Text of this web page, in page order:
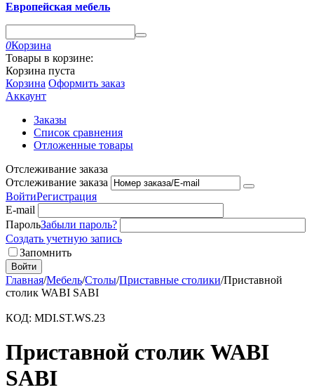
Европейская мебель
0Корзина
Товары в корзине:
Корзина пуста
Корзина Оформить заказ
Аккаунт
Заказы
Список сравнения
Отложенные товары
Отслеживание заказа
Отслеживание заказа
ВойтиРегистрация
E-mail
ПарольЗабыли пароль?
Создать учетную запись
Запомнить
Войти
Главная/Мебель/Столы/Приставные столики/Приставной
столик WABI SABI
КОД: MDI.ST.WS.23
Приставной столик WABI
SABI